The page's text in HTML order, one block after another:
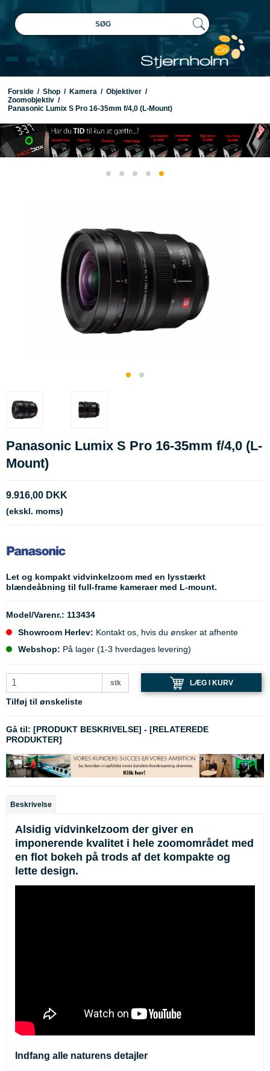
SØG
Forside / Shop / Kamera / Objektiver /
Zoomobjektiv /
Panasonic Lumix S Pro 16-35mm f/4,0 (L-Mount)
Panasonic Lumix S Pro 16-35mm f/4,0 (L-
Mount)
9.916,00 DKK
(ekskl. moms)
Let og kompakt vidvinkelzoom med en lysstærkt
blændeåbning til full-frame kameraer med L-mount.
Model/Varenr.: 113434
Showroom Herlev: Kontakt os, hvis du ønsker at afhente
Webshop: På lager (1-3 hverdages levering)
stk LÆG I KURV
Tilføj til ønskeliste
Gå til: [PRODUKT BESKRIVELSE] - [RELATEREDE
PRODUKTER]
Beskrivelse
Alsidig vidvinkelzoom der giver en
imponerende kvalitet i hele zoomområdet med
en flot bokeh på trods af det kompakte og
lette design.
Indfang alle naturens detajler